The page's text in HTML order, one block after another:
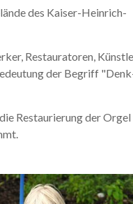
des Kaiser-Heinrich-
Restauratoren,
der Begriff
Restaurierung der Orgel